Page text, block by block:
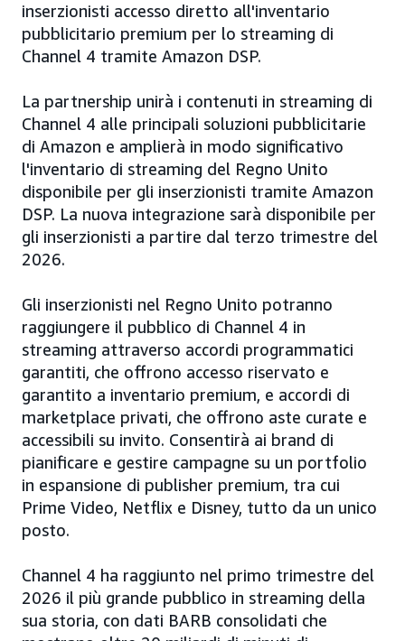
inserzionisti accesso diretto all'inventario
pubblicitario premium per lo streaming di
Channel 4 tramite Amazon DSP.
La partnership unirà i contenuti in streaming di
Channel 4 alle principali soluzioni pubblicitarie
di Amazon e amplierà in modo significativo
l'inventario di streaming del Regno Unito
disponibile per gli inserzionisti tramite Amazon
DSP. La nuova integrazione sarà disponibile per
gli inserzionisti a partire dal terzo trimestre del
2026.
Gli inserzionisti nel Regno Unito potranno
raggiungere il pubblico di Channel 4 in
streaming attraverso accordi programmatici
garantiti, che offrono accesso riservato e
garantito a inventario premium, e accordi di
marketplace privati, che offrono aste curate e
accessibili su invito. Consentirà ai brand di
pianificare e gestire campagne su un portfolio
in espansione di publisher premium, tra cui
Prime Video, Netflix e Disney, tutto da un unico
posto.
Channel 4 ha raggiunto nel primo trimestre del
2026 il più grande pubblico in streaming della
sua storia, con dati BARB consolidati che